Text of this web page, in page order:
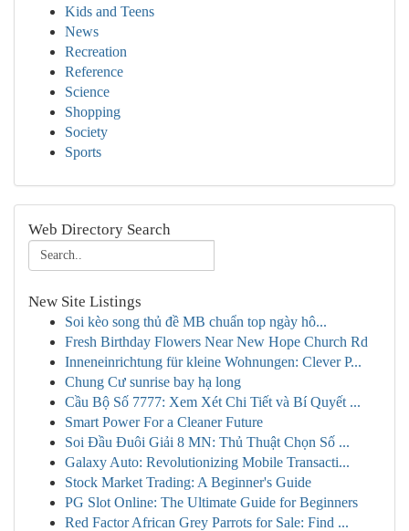
Kids and Teens
News
Recreation
Reference
Science
Shopping
Society
Sports
Web Directory Search
New Site Listings
Soi kèo song thủ đề MB chuẩn top ngày hô...
Fresh Birthday Flowers Near New Hope Church Rd
Inneneinrichtung für kleine Wohnungen: Clever P...
Chung Cư sunrise bay hạ long
Cầu Bộ Số 7777: Xem Xét Chi Tiết và Bí Quyết ...
Smart Power For a Cleaner Future
Soi Đầu Đuôi Giải 8 MN: Thủ Thuật Chọn Số ...
Galaxy Auto: Revolutionizing Mobile Transacti...
Stock Market Trading: A Beginner's Guide
PG Slot Online: The Ultimate Guide for Beginners
Red Factor African Grey Parrots for Sale: Find ...